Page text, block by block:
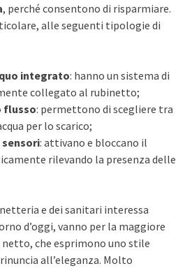
, perché consentono di risparmiare.
alle seguenti tipologie di
integrato: hanno un sistema di
collegato al rubinetto;
flusso: permettono di scegliere tra
per lo scarico;
: attivano e bloccano il
rilevando la presenza delle
e dei sanitari interessa
d’oggi, vanno per la maggiore
che esprimono uno stile
all’eleganza. Molto